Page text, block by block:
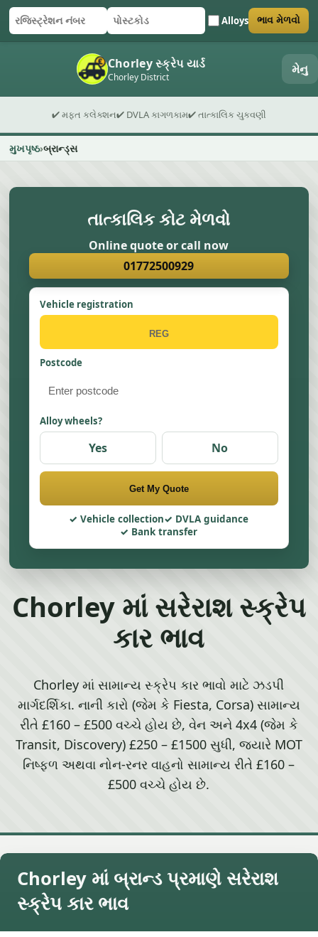
રજિસ્ટ્રેશન નંબર
પોસ્ટકોડ Alloys
ફોર્મ સબમિટ કરો ભાવ મેળવો
Chorley સ્ક્રેપ યાર્ડ
Chorley District મેનુ
✔ મફત કલેક્શન✔ DVLA કાગળકામ✔ તાત્કાલિક ચુકવણી
મુખપૃષ્ઠ બ્રાન્ડ્સ
તાત્કાલિક કોટ મેળવો
Online quote or call now
01772500929
Vehicle registration
Postcode
Alloy wheels?
Yes No
Get My Quote
Vehicle collection
DVLA guidance
Bank transfer
Chorley માં સરેરાશ સ્ક્રેપ
કાર ભાવ
Chorley માં સામાન્ય સ્ક્રેપ કાર ભાવો માટે ઝડપી
માર્ગદર્શિકા. નાની કારો (જેમ કે Fiesta, Corsa) સામાન્ય
રીતે £160 – £500 વચ્ચે હોય છે, વેન અને 4x4 (જેમ કે
Transit, Discovery) £250 – £1500 સુધી, જ્યારે MOT
નિષ્ફળ અથવા નોન-રનર વાહનો સામાન્ય રીતે £160 –
£500 વચ્ચે હોય છે.
Chorley માં બ્રાન્ડ પ્રમાણે સરેરાશ
સ્ક્રેપ કાર ભાવ